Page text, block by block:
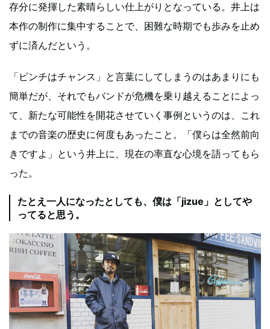
存分に発揮した素晴らしい仕上がりとなっている。井上は
本作の制作に集中することで、困難な時期でも歩みを止め
ずに済んだという。
「ピンチはチャンス」と言葉にしてしまうのはあまりにも
簡単だが、それでもバンドが危機を乗り越えることによっ
て、新たな可能性を開花させていく事例というのは、これ
までの音楽の歴史に何度もあったこと。「僕らは全然前向
きですよ」という井上に、現在の率直な心境を語ってもら
った。
たとえ一人になったとしても、僕は「jizue」としてや
ってると思う。